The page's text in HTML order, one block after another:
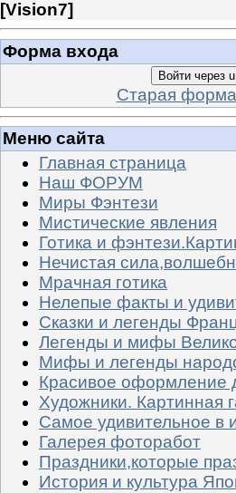
[Vision7]
Форма входа
Войти через
Старая
Меню сайта
Главная страница
Наш ФОРУМ
Миры Фэнтези
Мистические явления
Готика и
Нечистая
Мрачная готика
Нелепые факты и
Сказки и легенды
Легенды и мифы
Мифы и легенды
Красивое оформление
Художники. Картинная
Самое удивительное в
Галерея фоторабот
Праздники,которые
История и культура